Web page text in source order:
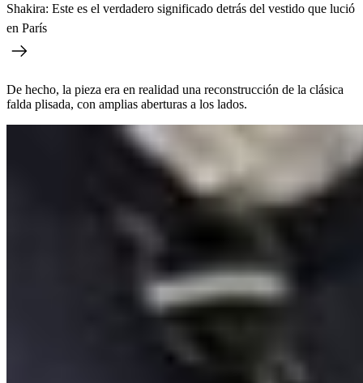
Shakira: Este es el verdadero significado detrás del vestido que lució
en París
De hecho, la pieza era en realidad una reconstrucción de la clásica
falda plisada, con amplias aberturas a los lados.